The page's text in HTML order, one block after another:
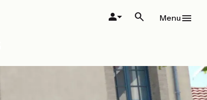
Menu